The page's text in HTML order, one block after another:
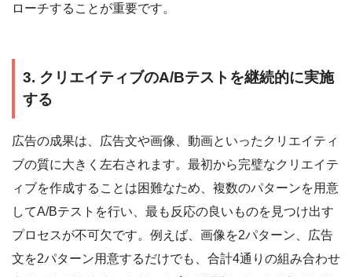
ローチすることが重要です。
3. クリエイティブのA/Bテストを継続的に実施
する
広告の成果は、広告文や画像、動画といったクリエイティ
ブの質に大きく左右されます。最初から完璧なクリエイテ
ィブを作成することは困難なため、複数のパターンを用意
してA/Bテストを行い、最も反応の良いものを見つけ出す
プロセスが不可欠です。例えば、画像を2パターン、広告
文を2パターン用意するだけでも、合計4通りの組み合わせ